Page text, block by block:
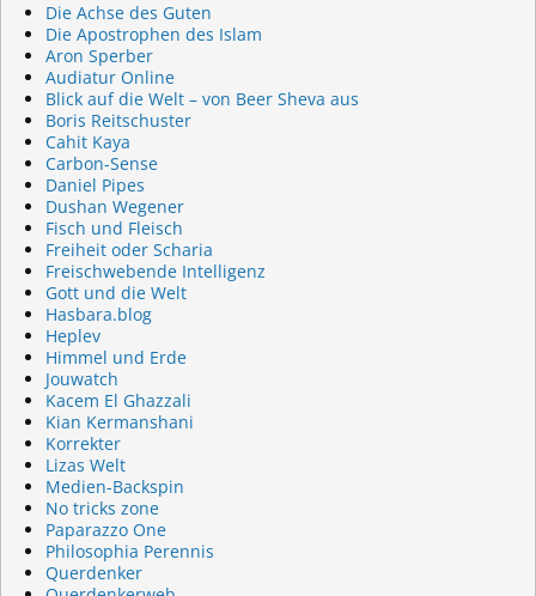
Die Achse des Guten
Die Apostrophen des Islam
Aron Sperber
Audiatur Online
Blick auf die Welt – von Beer Sheva aus
Boris Reitschuster
Cahit Kaya
Carbon-Sense
Daniel Pipes
Dushan Wegener
Fisch und Fleisch
Freiheit oder Scharia
Freischwebende Intelligenz
Gott und die Welt
Hasbara.blog
Heplev
Himmel und Erde
Jouwatch
Kacem El Ghazzali
Kian Kermanshani
Korrekter
Lizas Welt
Medien-Backspin
No tricks zone
Paparazzo One
Philosophia Perennis
Querdenker